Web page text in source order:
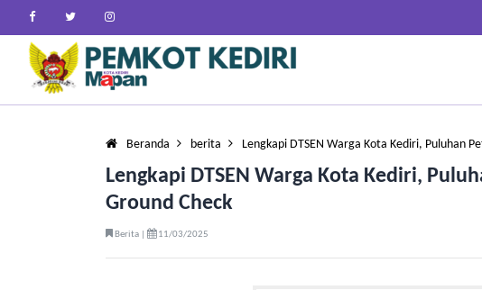
Beranda berita Lengkapi DTSEN Warga Kota Kediri, Puluhan
Lengkapi DTSEN Warga Kota Kediri,
Ground Check
Berita | 11/03/2025